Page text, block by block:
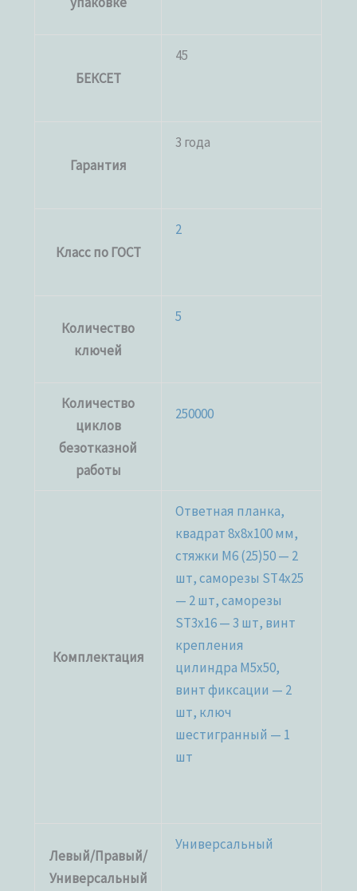
БЕКСЕТ
45
Гарантия
3 года
Класс по ГОСТ
2
Количество
ключей
5
Количество
циклов
безотказной
работы
250000
Комплектация
Ответная планка,
квадрат 8x8x100 мм,
стяжки М6 (25)50 — 2
шт, саморезы ST4x25
— 2 шт, саморезы
ST3x16 — 3 шт, винт
крепления
цилиндра M5x50,
винт фиксации — 2
шт, ключ
шестигранный — 1
шт
Левый/Правый/
Универсальный
Универсальный